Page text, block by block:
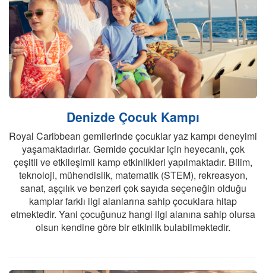
Denizde Çocuk Kampı
Royal Caribbean gemilerinde çocuklar yaz kampı deneyimi
yaşamaktadırlar. Gemide çocuklar için heyecanlı, çok
çeşitli ve etkileşimli kamp etkinlikleri yapılmaktadır. Bilim,
teknoloji, mühendislik, matematik (STEM), rekreasyon,
sanat, aşçılık ve benzeri çok sayıda seçeneğin olduğu
kamplar farklı ilgi alanlarına sahip çocuklara hitap
etmektedir. Yani çocuğunuz hangi ilgi alanına sahip olursa
olsun kendine göre bir etkinlik bulabilmektedir.